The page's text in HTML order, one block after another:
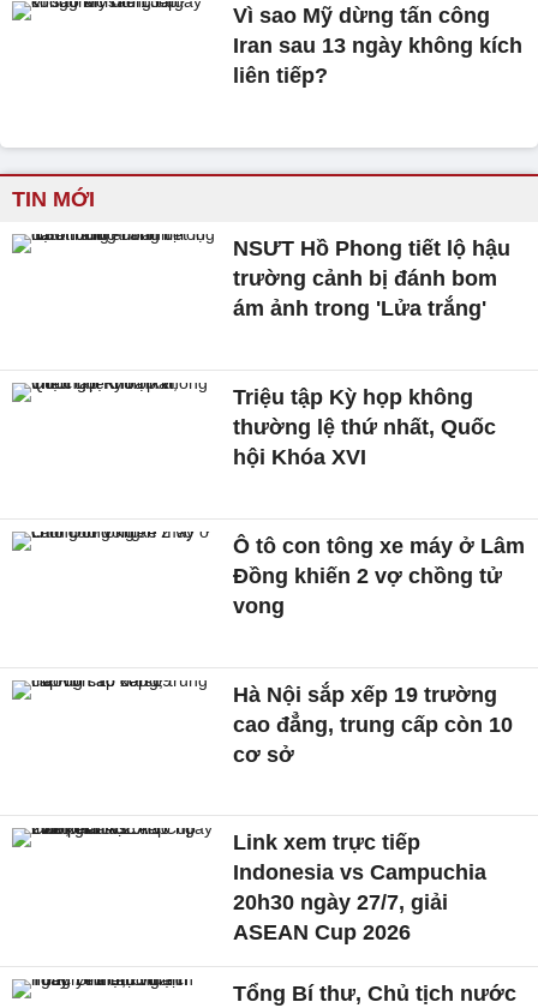
Vì sao Mỹ dừng tấn công
Iran sau 13 ngày không kích
liên tiếp?
TIN MỚI
NSƯT Hồ Phong tiết lộ hậu
trường cảnh bị đánh bom
ám ảnh trong 'Lửa trắng'
Triệu tập Kỳ họp không
thường lệ thứ nhất, Quốc
hội Khóa XVI
Ô tô con tông xe máy ở Lâm
Đồng khiến 2 vợ chồng tử
vong
Hà Nội sắp xếp 19 trường
cao đẳng, trung cấp còn 10
cơ sở
Link xem trực tiếp
Indonesia vs Campuchia
20h30 ngày 27/7, giải
ASEAN Cup 2026
Tổng Bí thư, Chủ tịch nước